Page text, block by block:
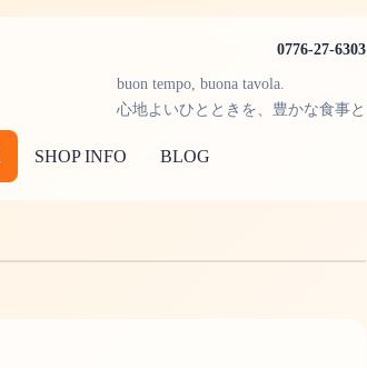
0776-27-6303
buon tempo, buona tavola.
心地よいひとときを、豊かな食事と
SHOP INFO BLOG